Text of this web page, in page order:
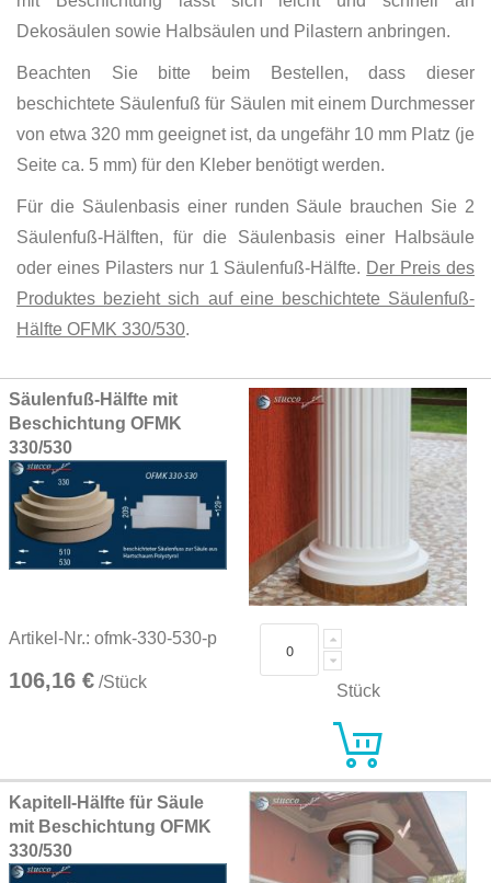
Dekosäulen sowie Halbsäulen und Pilastern anbringen.
Beachten Sie bitte beim Bestellen, dass dieser
beschichtete Säulenfuß für Säulen mit einem Durchmesser
von etwa 320 mm geeignet ist, da ungefähr 10 mm Platz (je
Seite ca. 5 mm) für den Kleber benötigt werden.
Für die Säulenbasis einer runden Säule brauchen Sie 2
Säulenfuß-Hälften, für die Säulenbasis einer Halbsäule
oder eines Pilasters nur 1 Säulenfuß-Hälfte. Der Preis des
Produktes bezieht sich auf eine beschichtete Säulenfuß-
Hälfte OFMK 330/530.
Grouped
product
items
Säulenfuß-Hälfte mit
Beschichtung OFMK
330/530
Artikel-Nr.: ofmk-330-530-p
106,16 € /Stück Stück
Kapitell-Hälfte für Säule
mit Beschichtung OFMK
330/530